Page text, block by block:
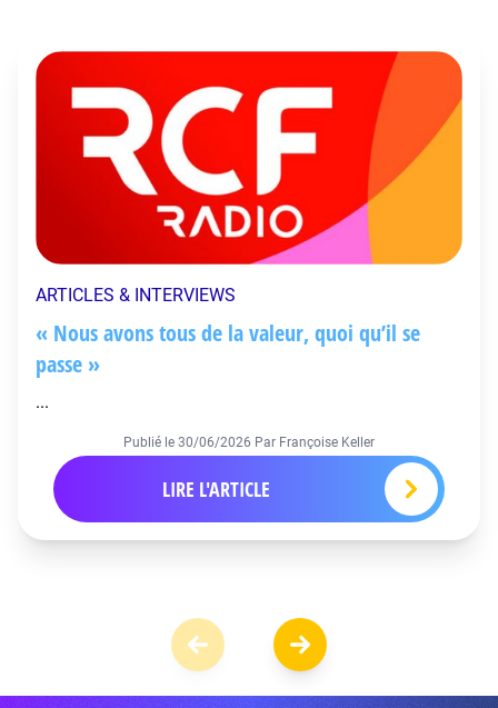
ARTICLES & INTERVIEWS
« Nous avons tous de la valeur, quoi qu’il se
passe »
...
Publié le 30/06/2026 Par Françoise Keller
LIRE L'ARTICLE